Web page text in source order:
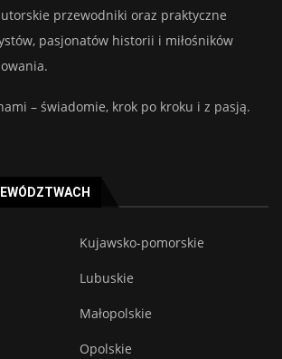
przewodniki oraz praktyczne
pasjonatów historii i miłośników
– świadomie, krok po kroku i z pasją.
Kujawsko-pomorskie
Lubuskie
Małopolskie
Opolskie